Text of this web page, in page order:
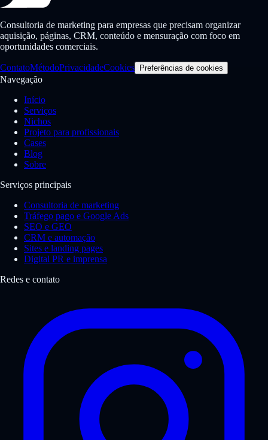
Consultoria de marketing para empresas que precisam organizar
aquisição, páginas, CRM, conteúdo e mensuração com foco em
oportunidades comerciais.
ContatoMétodoPrivacidadeCookies Preferências de cookies
Navegação
Início
Serviços
Nichos
Projeto para profissionais
Cases
Blog
Sobre
Serviços principais
Consultoria de marketing
Tráfego pago e Google Ads
SEO e GEO
CRM e automação
Sites e landing pages
Digital PR e imprensa
Redes e contato